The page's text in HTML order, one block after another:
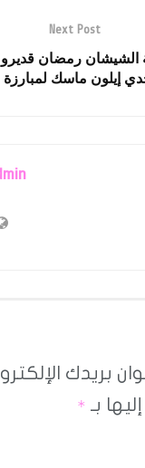
Next Post
الشيشان رمضان
إيلون ماسك لمبارزة
بريدك
بـ *